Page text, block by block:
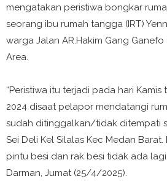
mengatakan peristiwa bongkar
seorang ibu rumah tangga (IRT)
warga Jalan AR.Hakim Gang
Area.
“Peristiwa itu terjadi pada hari
2024 disaat pelapor mendatangi
sudah ditinggalkan/tidak ditempati
Sei Deli Kel Silalas Kec Medan
pintu besi dan rak besi tidak ada
Darman, Jumat (25/4/2025).